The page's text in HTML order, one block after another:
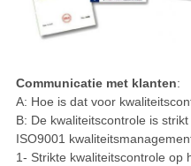
Communicatie met klanten:
A: Hoe is dat voor
B: De kwaliteitscontrole is
ISO9001
1- Strikte kwaliteitscontrole op